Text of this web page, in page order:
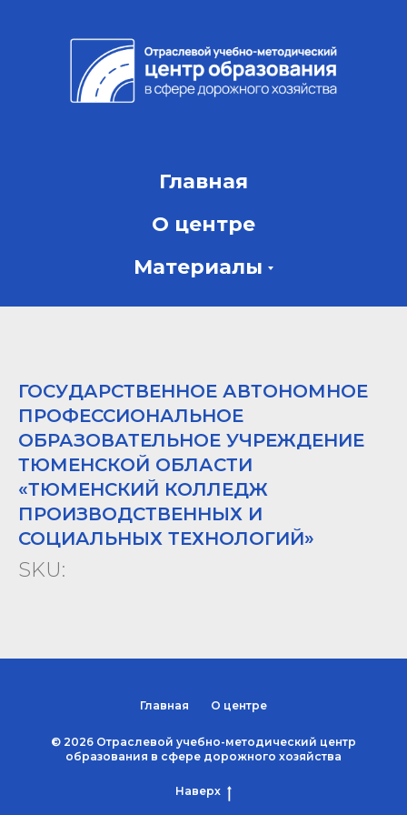
Главная
О центре
Материалы
ГОСУДАРСТВЕННОЕ АВТОНОМНОЕ
ПРОФЕССИОНАЛЬНОЕ
ОБРАЗОВАТЕЛЬНОЕ УЧРЕЖДЕНИЕ
ТЮМЕНСКОЙ ОБЛАСТИ
«ТЮМЕНСКИЙ КОЛЛЕДЖ
ПРОИЗВОДСТВЕННЫХ И
СОЦИАЛЬНЫХ ТЕХНОЛОГИЙ»
SKU:
Главная О центре
© 2026 Отраслевой учебно-методический центр
образования в сфере дорожного хозяйства
Наверх